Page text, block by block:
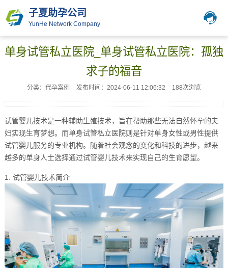
子夏助孕公司
YunHe Network Company
单身试管私立医院_单身试管私立医院：孤独
求子的福音
分类：代孕案例 发布时间：2024-06-11 12:06:32 188次浏览
试管婴儿技术是一种辅助生殖技术，旨在帮助那些无法自然怀孕的夫
妇实现生育梦想。而单身试管私立医院则是针对单身女性或男性提供
试管婴儿服务的专业机构。随着社会观念的变化和科技的进步，越来
越多的单身人士选择通过试管婴儿技术来实现自己的生育愿望。
1. 试管婴儿技术简介